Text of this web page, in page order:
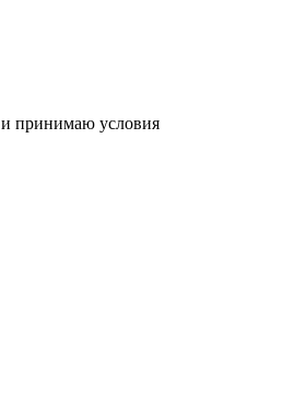
и принимаю условия